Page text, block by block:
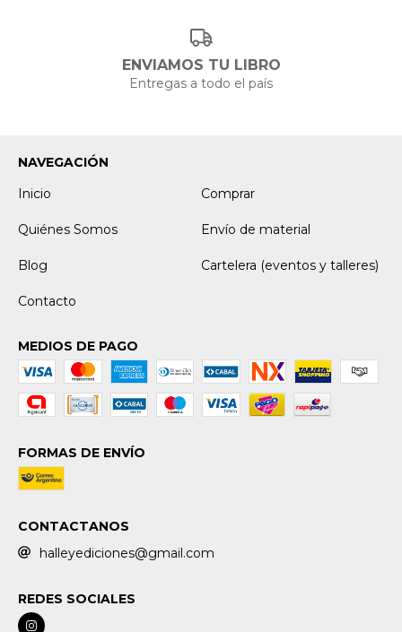
ENVIAMOS TU LIBRO
Entregas a todo el país
NAVEGACIÓN
Inicio
Comprar
Quiénes Somos Envío de material
Blog Cartelera (eventos y talleres)
Contacto
MEDIOS DE PAGO
FORMAS DE ENVÍO
CONTACTANOS
halleyediciones@gmail.com
REDES SOCIALES